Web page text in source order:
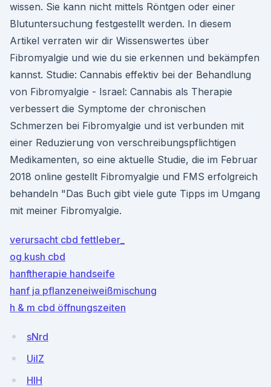
wissen. Sie kann nicht mittels Röntgen oder einer
Blutuntersuchung festgestellt werden. In diesem
Artikel verraten wir dir Wissenswertes über
Fibromyalgie und wie du sie erkennen und bekämpfen
kannst. Studie: Cannabis effektiv bei der Behandlung
von Fibromyalgie - Israel: Cannabis als Therapie
verbessert die Symptome der chronischen
Schmerzen bei Fibromyalgie und ist verbunden mit
einer Reduzierung von verschreibungspflichtigen
Medikamenten, so eine aktuelle Studie, die im Februar
2018 online gestellt Fibromyalgie und FMS erfolgreich
behandeln "Das Buch gibt viele gute Tipps im Umgang
mit meiner Fibromyalgie.
verursacht cbd fettleber_
og kush cbd
hanftherapie handseife
hanf ja pflanzeneiweißmischung
h & m cbd öffnungszeiten
sNrd
UiIZ
HlH